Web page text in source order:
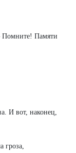
Помните! Памяти
И вот, наконец,
гроза,